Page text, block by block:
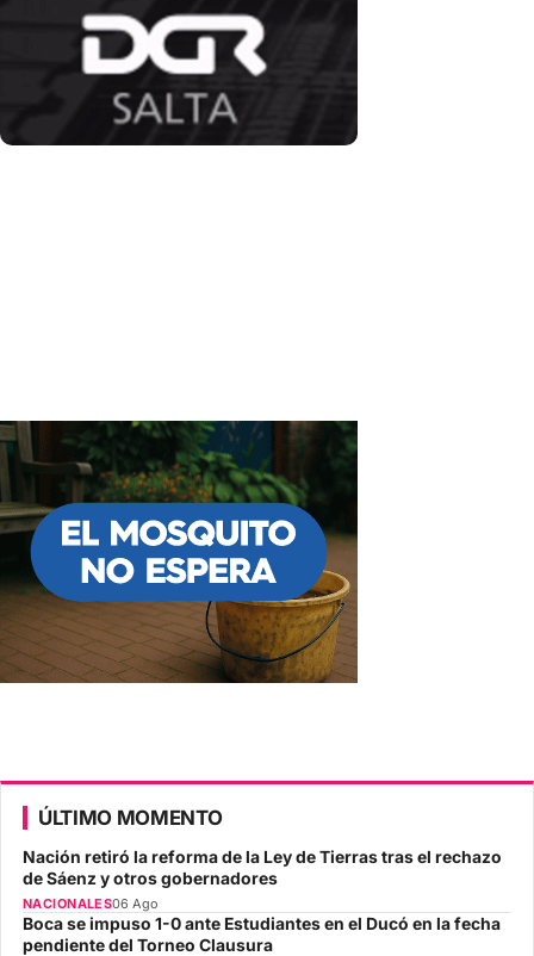
ÚLTIMO MOMENTO
Nación retiró la reforma de la Ley de Tierras tras el rechazo
de Sáenz y otros gobernadores
NACIONALES06 Ago
Boca se impuso 1-0 ante Estudiantes en el Ducó en la fecha
pendiente del Torneo Clausura